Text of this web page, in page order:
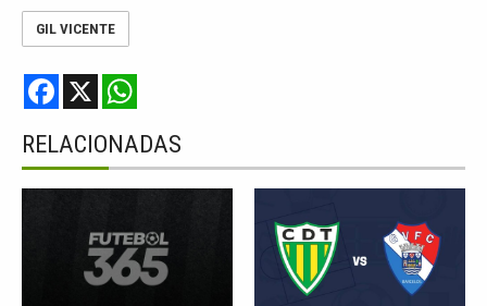
GIL VICENTE
e
b
o
o
X
t
s
A
p
RELACIONADAS